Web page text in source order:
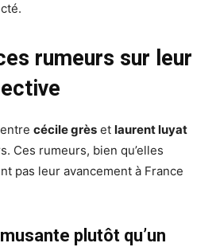
rumeurs sur leur
cécile grès et laurent luyat
Ces rumeurs, bien qu’elles
pas leur avancement à France
plutôt qu’un